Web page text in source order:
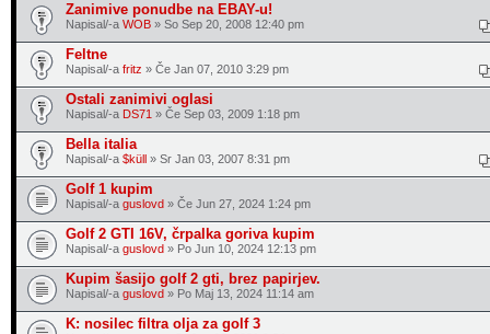
Zanimive ponudbe na EBAY-u!
Napisal/-a WOB » So Sep 20, 2008 12:40 pm
Feltne
Napisal/-a fritz » Če Jan 07, 2010 3:29 pm
Ostali zanimivi oglasi
Napisal/-a DS71 » Če Sep 03, 2009 1:18 pm
Bella italia
Napisal/-a $küll » Sr Jan 03, 2007 8:31 pm
Golf 1 kupim
Napisal/-a guslovd » Če Jun 27, 2024 1:24 pm
Golf 2 GTI 16V, črpalka goriva kupim
Napisal/-a guslovd » Po Jun 10, 2024 12:13 pm
Kupim šasijo golf 2 gti, brez papirjev.
Napisal/-a guslovd » Po Maj 13, 2024 11:14 am
K: nosilec filtra olja za golf 3